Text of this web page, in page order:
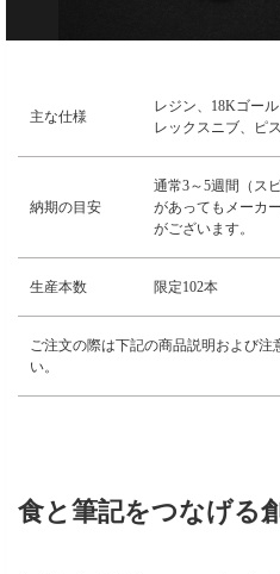
主な仕様
レジン、18Kゴー
レックスニブ、ピ
納期の目安
通常3～5週間（ス
があってもメーカ
がございます。
生産本数 限定102本
ご注文の際は下記の商品説明および注
い。
食と筆記をつなげる